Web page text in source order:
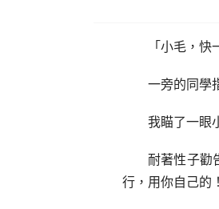
「小毛，
一旁的同學
我瞄了一眼
耐著性子勸
行，用你自己的